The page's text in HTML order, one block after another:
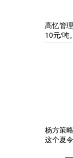
高忆管
10元/吨。
杨方策
这个夏